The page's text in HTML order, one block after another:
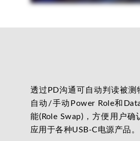
透过PD沟通可自动判读被测
自动/手动Power Role和
能(Role Swap)，方便用户确
应用于各种USB-C电源产品。